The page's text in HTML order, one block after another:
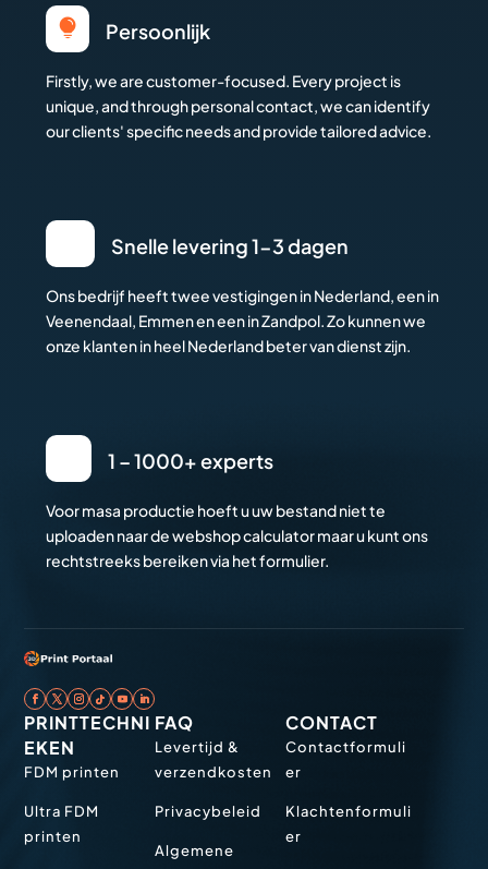
 Persoonlijk
Firstly, we are customer-focused. Every project is
unique, and through personal contact, we can identify
our clients' specific needs and provide tailored advice.
Snelle levering 1-3 dagen
Ons bedrijf heeft twee vestigingen in Nederland, een in
Veenendaal, Emmen en een in Zandpol. Zo kunnen we
onze klanten in heel Nederland beter van dienst zijn.
1 – 1000+ experts
Voor masa productie hoeft u uw bestand niet te
uploaden naar de webshop calculator maar u kunt ons
rechtstreeks bereiken via het formulier.
PRINTTECHNI
EKEN
FDM printen
Ultra FDM
printen
FAQ
Levertijd &
verzendkosten
Privacybeleid
Algemene
CONTACT
Contactformuli
er
Klachtenformuli
er